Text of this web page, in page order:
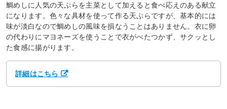
鯛めしに人気の天ぷらを主菜として加えると食べ応えのある献立
になります。色々な具材を使って作る天ぷらですが、基本的には
味が淡白なので鯛めしの風味を損なうことはありません。衣に卵
の代わりにマヨネーズを使うことで衣がべたつかず、サクッとし
た食感に揚がります。
詳細はこちら